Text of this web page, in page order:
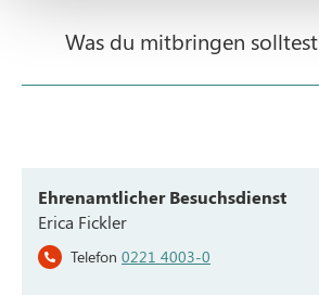
Was du mitbringen solltest
Ehrenamtlicher Besuchsdienst
Erica Fickler
Telefon 0221 4003-0